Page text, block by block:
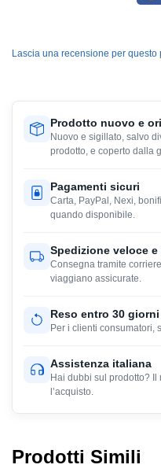
Lascia una recensione per questo
Prodotto nuovo e
Nuovo e sigillato, salvo
prodotto, e coperto dalla
Pagamenti sicuri
Carta, PayPal, Nexi,
quando disponibile.
Spedizione veloce
Consegna tramite
viaggiano assicurate.
Reso entro 30 giorni
Per i clienti consumatori,
Assistenza italiana
Hai dubbi sul prodotto?
l’acquisto.
Prodotti Simili